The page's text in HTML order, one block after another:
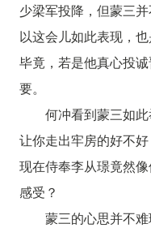
少梁军投降，但蒙三
以这会儿如此表现，
毕竟，若是他真心投
要。
何冲看到蒙三如
让你走出牢房的好不
现在侍奉李从璟竟然
感受？
蒙三的心思并不